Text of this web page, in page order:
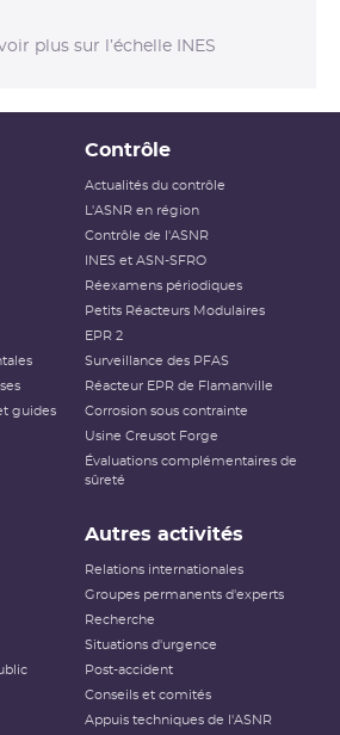
INES
grave
ayant des conséquences
grave
majeur
Nuclear and Radiological
d’un événement vis-à-vis de la
Cette échelle est
survenant sur les
des conséquences, potentielles ou
du public et des travailleurs.
pas aux événements ayant un impact
pour classer les événements
plus sur l’échelle INES
guides
Contrôle
Actualités du contrôle
L'ASNR en région
Contrôle de l'ASNR
INES et ASN-SFRO
Réexamens périodiques
Petits Réacteurs Modulaires
EPR 2
Surveillance des PFAS
Réacteur EPR de Flamanville
Corrosion sous contrainte
Usine Creusot Forge
Évaluations complémentaires de
sûreté
Autres activités
Relations internationales
Groupes permanents d'experts
Recherche
Situations d'urgence
Post-accident
Conseils et comités
Appuis techniques de l'ASNR